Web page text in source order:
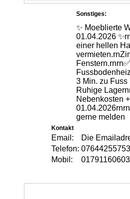
Sonstiges:
✨ Moeblierte
01.04.2026
einer hellen
3 Min. zu Fuss
Ruhige
Nebenkosten
gerne melden
Kontakt
Email:
Die
Telefon:
Mobil: